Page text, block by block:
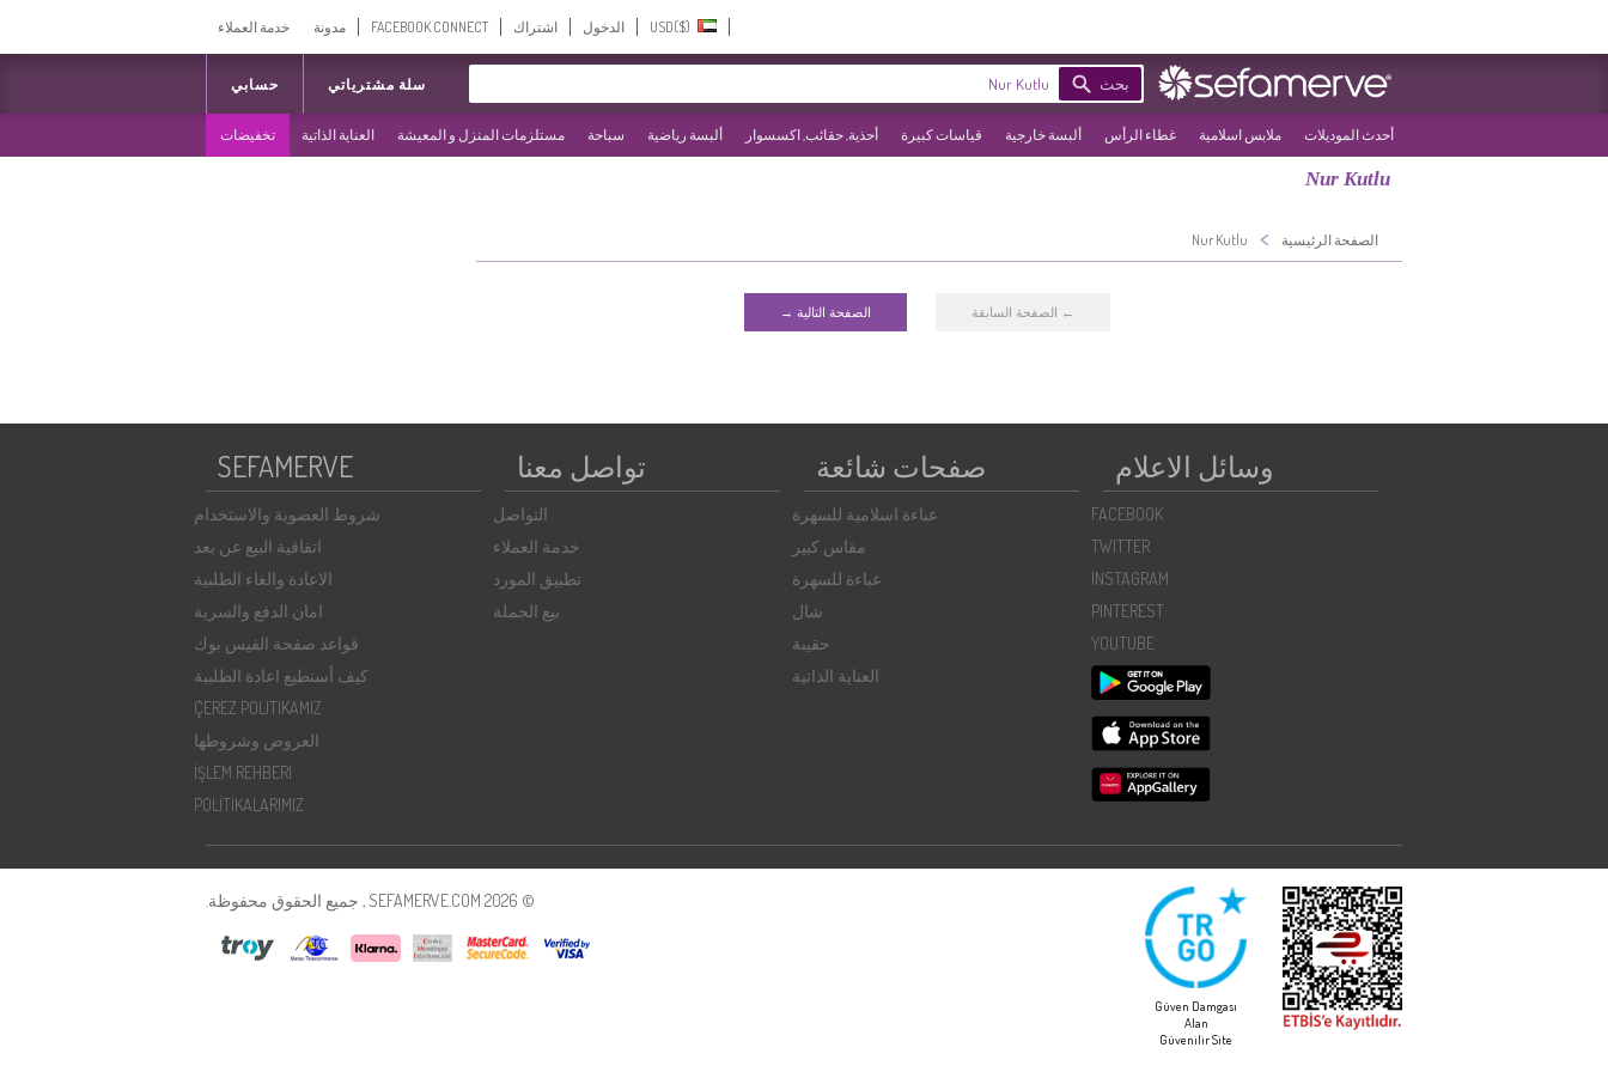
الدخول اشتراك FACEBOOK CONNECT مدونة خدمة العملاء
بحث حسابي سلة مشترياتي
أحدث الموديلات ملابس اسلامية غطاء الرأس ألبسة خارجية قياسات كبيرة أحذية, حقائب, اكسسوار ألبسة رياضية سباحة مستلزمات المنزل و المعيشة العناية الذاتية تخفيضات
Nur Kutlu
الصفحة الرئيسية >
Nur Kutlu
← الصفحة السابقة الصفحة التالية →
SEFAMERVE
شروط العضوية والاستخدام
اتفاقية البيع عن بعد
الاعادة والغاء الطلبية
امان الدفع والسرية
قواعد صفحة الفيس بوك
كيف أستطيع اعادة الطلبية
ÇEREZ POLITIKAMIZ
العروض وشروطها
İŞLEM REHBERI
POLİTİKALARIMIZ
تواصل معنا
التواصل
خدمة العملاء
تطبيق المورد
بيع الجملة
صفحات شائعة
عباءة اسلامية للسهرة
مقاس كبير
عباءة للسهرة
شال
حقيبة
العناية الذاتية
وسائل الاعلام
FACEBOOK
TWITTER
INSTAGRAM
PINTEREST
YOUTUBE
© 2026 SEFAMERVE.COM , جميع الحقوق محفوظة.
Güven Damgası
Alan
Güvenilir Site